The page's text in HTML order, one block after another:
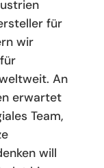
für
wir
An
erwartet
Team,
will